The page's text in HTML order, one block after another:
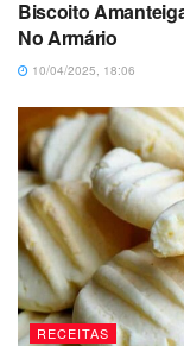
Biscoito
No Armário
10/04/2025, 18:06
RECEITAS